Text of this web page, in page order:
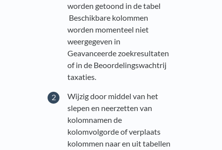
worden getoond in de tabel
Beschikbare kolommen
worden momenteel niet
weergegeven in
Geavanceerde zoekresultaten
of in de Beoordelingswachtrij
taxaties.
Wijzig door middel van het
slepen en neerzetten van
kolomnamen de
kolomvolgorde of verplaats
kolommen naar en uit tabellen